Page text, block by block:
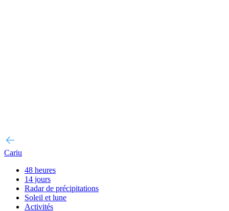
Cariu
48 heures
14 jours
Radar de précipitations
Soleil et lune
Activités